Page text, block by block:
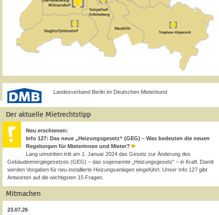
Landesverband Berlin im Deutschen Mieterbund
Der aktuelle Mietrechtstipp
Neu erschienen:
Info 127: Das neue „Heizungsgesetz“ (GEG) – Was bedeuten die neuen
Regelungen für Mieterinnen und Mieter?
Lang umstritten tritt am 1. Januar 2024 das Gesetz zur Änderung des
Gebäudeenergiegesetzes (GEG) – das sogenannte „Heizungsgesetz“ – in Kraft. Damit
werden Vorgaben für neu installierte Heizungsanlagen eingeführt. Unser Info 127 gibt
Antworten auf die wichtigsten 15 Fragen.
Mitmachen
23.07.26